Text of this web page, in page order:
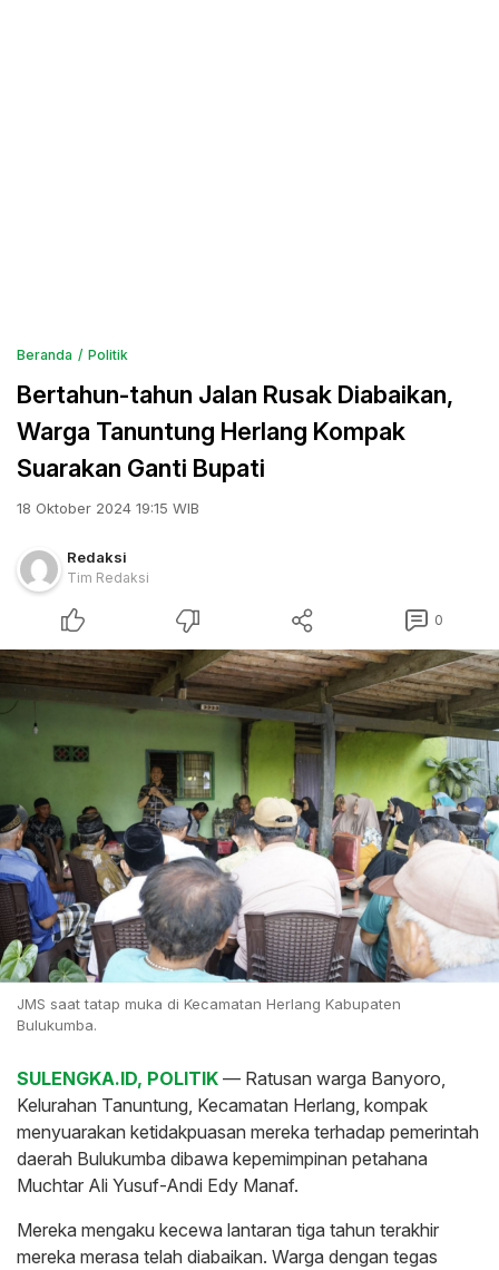
Beranda Politik
Bertahun-tahun Jalan Rusak Diabaikan,
Warga Tanuntung Herlang Kompak
Suarakan Ganti Bupati
18 Oktober 2024 19:15 WIB
Redaksi
Tim Redaksi
0
JMS saat tatap muka di Kecamatan Herlang Kabupaten
Bulukumba.
SULENGKA.ID, POLITIK — Ratusan warga Banyoro,
Kelurahan Tanuntung, Kecamatan Herlang, kompak
menyuarakan ketidakpuasan mereka terhadap pemerintah
daerah Bulukumba dibawa kepemimpinan petahana
Muchtar Ali Yusuf-Andi Edy Manaf.
Mereka mengaku kecewa lantaran tiga tahun terakhir
mereka merasa telah diabaikan. Warga dengan tegas